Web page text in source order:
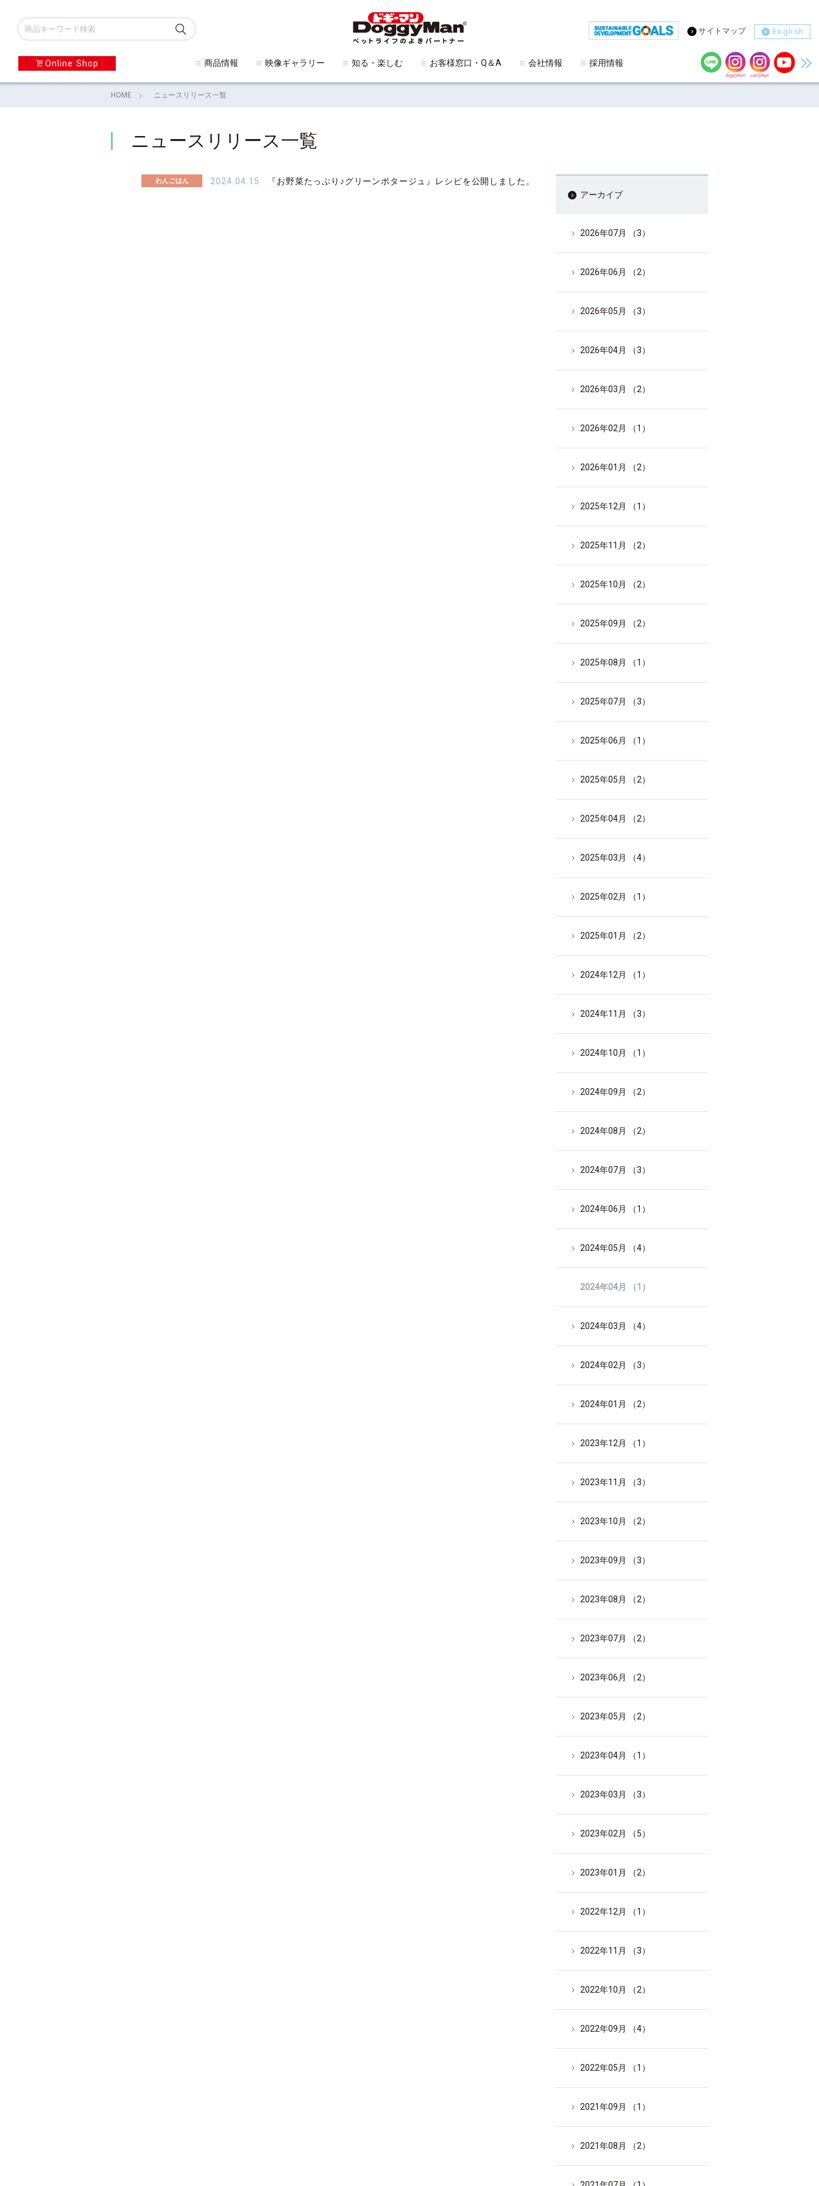
Online Shop 商品情報 映像ギャラリー 知る・楽しむ お客様窓口・Q＆A 会社情報 採用情報
サイトマップ English
HOME ニュースリリース一覧
ニュースリリース一覧
わんごはん 2024.04.15
『お野菜たっぷり♪グリーンポタージュ』レシピを公開しました。
アーカイブ
2026年07月 （3）
2026年06月 （2）
2026年05月 （3）
2026年04月 （3）
2026年03月 （2）
2026年02月 （1）
2026年01月 （2）
2025年12月 （1）
2025年11月 （2）
2025年10月 （2）
2025年09月 （2）
2025年08月 （1）
2025年07月 （3）
2025年06月 （1）
2025年05月 （2）
2025年04月 （2）
2025年03月 （4）
2025年02月 （1）
2025年01月 （2）
2024年12月 （1）
2024年11月 （3）
2024年10月 （1）
2024年09月 （2）
2024年08月 （2）
2024年07月 （3）
2024年06月 （1）
2024年05月 （4）
2024年04月 （1）
2024年03月 （4）
2024年02月 （3）
2024年01月 （2）
2023年12月 （1）
2023年11月 （3）
2023年10月 （2）
2023年09月 （3）
2023年08月 （2）
2023年07月 （2）
2023年06月 （2）
2023年05月 （2）
2023年04月 （1）
2023年03月 （3）
2023年02月 （5）
2023年01月 （2）
2022年12月 （1）
2022年11月 （3）
2022年10月 （2）
2022年09月 （4）
2022年05月 （1）
2021年09月 （1）
2021年08月 （2）